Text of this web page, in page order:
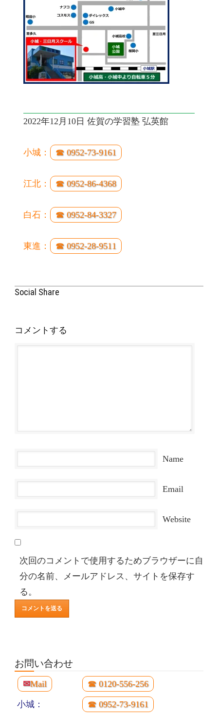
2022年12月10日 佐賀の学習塾 弘英館
小城： ☎ 0952-73-9161
江北： ☎ 0952-86-4368
白石： ☎ 0952-84-3327
東進： ☎ 0952-28-9511
Social Share
コメントする
Name
Email
Website
次回のコメントで使用するためブラウザーに自
分の名前、メールアドレス、サイトを保存す
る。
お問い合わせ
✉Mail ☎ 0120-556-256
小城： ☎ 0952-73-9161